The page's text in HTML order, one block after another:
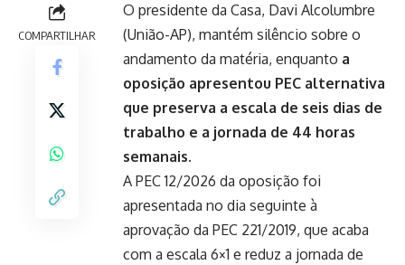
COMPARTILHAR
O presidente da Casa, Davi Alcolumbre
(União-AP), mantém silêncio sobre o
andamento da matéria, enquanto a
oposição apresentou PEC alternativa
que preserva a escala de seis dias de
trabalho e a jornada de 44 horas
semanais.
A PEC 12/2026 da oposição foi
apresentada no dia seguinte à
aprovação da PEC 221/2019, que acaba
com a escala 6×1 e reduz a jornada de